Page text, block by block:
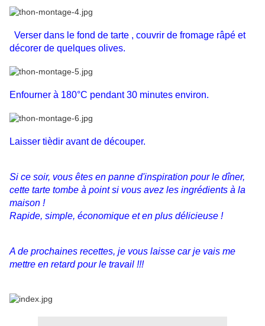
Verser dans le fond de tarte , couvrir de fromage râpé et
décorer de quelques olives.
Enfourner à 180°C pendant 30 minutes environ.
Laisser tièdir avant de découper.
Si ce soir, vous êtes en panne d'inspiration pour le dîner,
cette tarte tombe à point si vous avez les ingrédients à la
maison !
Rapide, simple, économique et en plus délicieuse !
A de prochaines recettes, je vous laisse car je vais me
mettre en retard pour le travail !!!